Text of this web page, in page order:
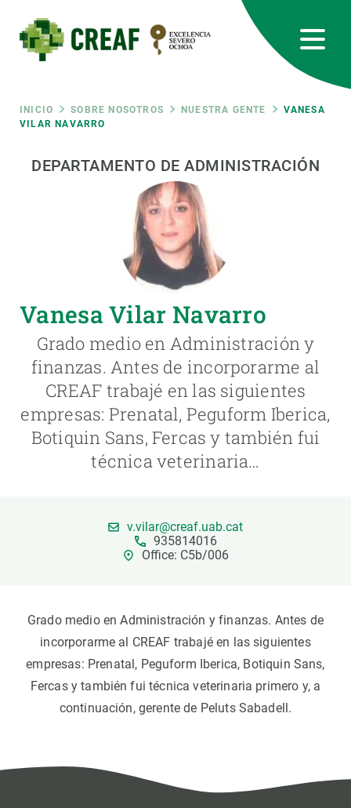
contenido
principal
Ruta
de
navegación
INICIO SOBRE NOSOTROS NUESTRA GENTE
VANESA
VILAR NAVARRO
DEPARTAMENTO DE ADMINISTRACIÓN
Vanesa Vilar Navarro
Grado medio en Administración y
finanzas. Antes de incorporarme al
CREAF trabajé en las siguientes
empresas: Prenatal, Peguform Iberica,
Botiquin Sans, Fercas y también fui
técnica veterinaria…
v.vilar@creaf.uab.cat
935814016
Office: C5b/006
Grado medio en Administración y finanzas. Antes de
incorporarme al CREAF trabajé en las siguientes
empresas: Prenatal, Peguform Iberica, Botiquin Sans,
Fercas y también fui técnica veterinaria primero y, a
continuación, gerente de Peluts Sabadell.
RRSS
Featured
responsive
Responsive
CIENCIA EN ACCIÓN
ÚNETE A NOSOTROS
PARTICIPA
NOTICIAS Y AGENDA